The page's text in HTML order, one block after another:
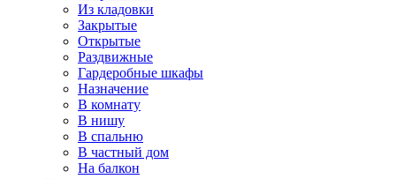
Из кладовки
Закрытые
Открытые
Раздвижные
Гардеробные шкафы
Назначение
В комнату
В нишу
В спальню
В частный дом
На балкон